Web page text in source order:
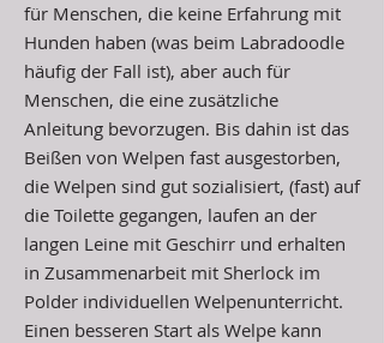
für Menschen, die keine Erfahrung mit
Hunden haben (was beim Labradoodle
häufig der Fall ist), aber auch für
Menschen, die eine zusätzliche
Anleitung bevorzugen. Bis dahin ist das
Beißen von Welpen fast ausgestorben,
die Welpen sind gut sozialisiert, (fast) auf
die Toilette gegangen, laufen an der
langen Leine mit Geschirr und erhalten
in Zusammenarbeit mit Sherlock im
Polder individuellen Welpenunterricht.
Einen besseren Start als Welpe kann